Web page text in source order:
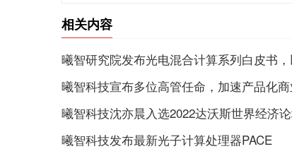
相关内容
曦智研究院发布光电混合计算系列白皮书
曦智科技宣布多位高管任命，加速产品化
曦智科技沈亦晨入选2022达沃斯世界经济
曦智科技发布最新光子计算处理器PACE